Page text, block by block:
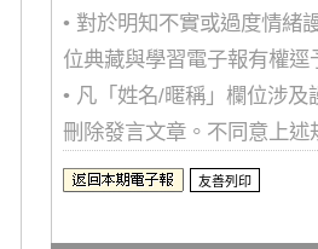
• 對於明知不實或過度情緒
位典藏與學習電子報有權
• 凡「姓名/暱稱」欄位涉
刪除發言文章。不同意上述